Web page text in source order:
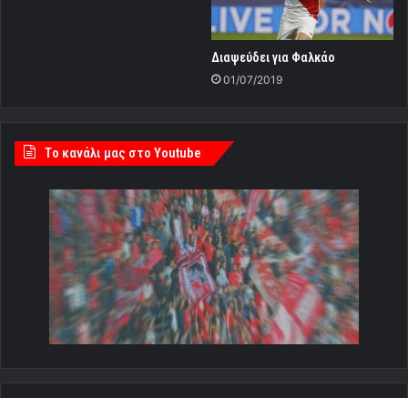
Διαψεύδει για Φαλκάο
01/07/2019
Tο κανάλι μας στο Youtube